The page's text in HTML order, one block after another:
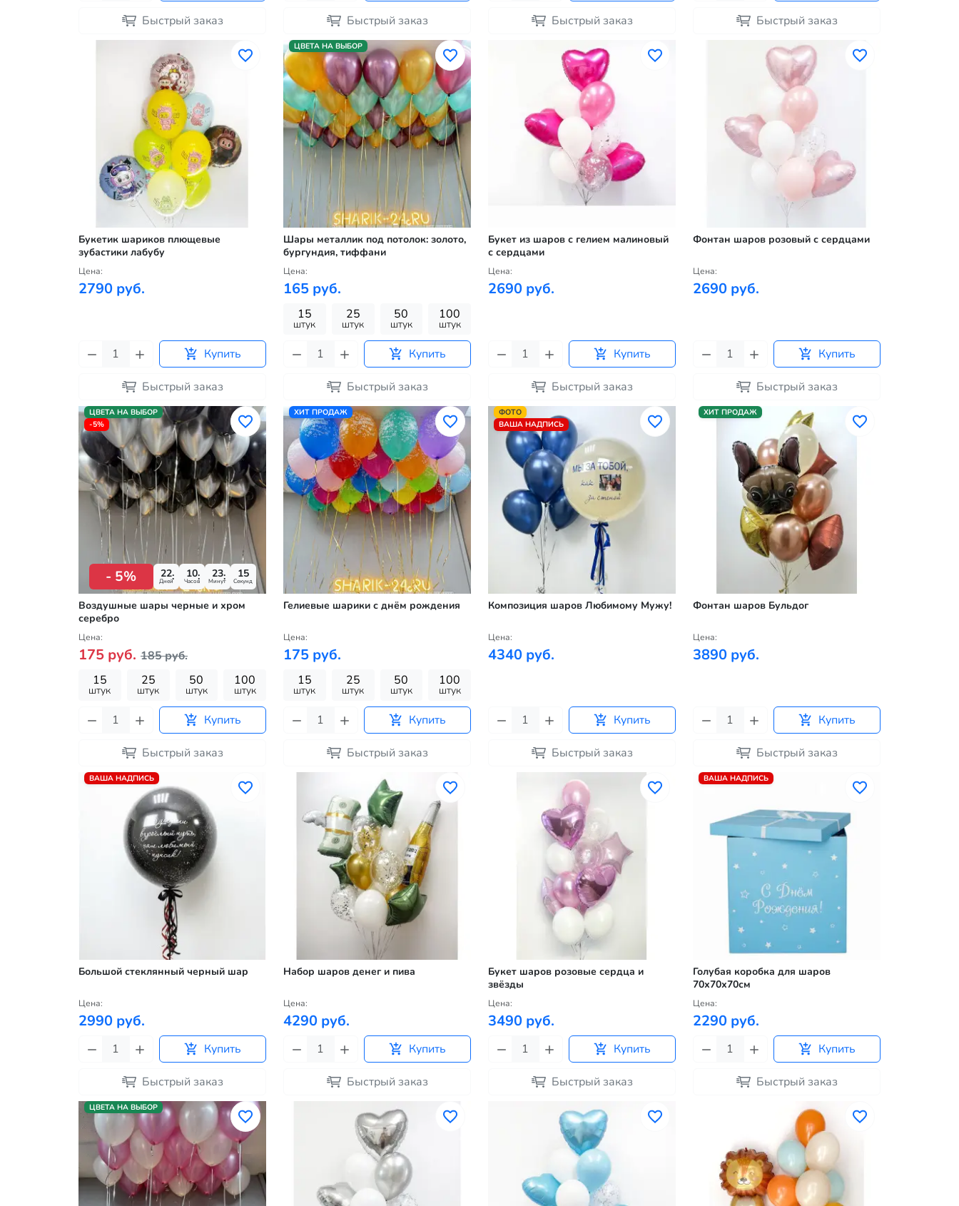
Быстрый заказ Быстрый заказ Быстрый заказ Быстрый заказ
Букетик шариков плющевые
зубастики лабубу
Цена:
2790 руб.
Купить
Быстрый заказ
ЦВЕТА НА ВЫБОР
Шары металлик под потолок: золото,
бургундия, тиффани
Цена:
165 руб.
15
штук
25
штук
50
штук
100
штук
Купить
Быстрый заказ
Букет из шаров с гелием малиновый
с сердцами
Цена:
2690 руб.
Купить
Быстрый заказ
Фонтан шаров розовый с сердцами
Цена:
2690 руб.
Купить
Быстрый заказ
ЦВЕТА НА ВЫБОР
-5%
- 5% 22
Дней
10
Часов
23
Минут
14
Секунд
Воздушные шары черные и хром
серебро
Цена:
175 руб. 185 руб.
15
штук
25
штук
50
штук
100
штук
Купить
Быстрый заказ
ХИТ ПРОДАЖ
Гелиевые шарики с днём рождения
Цена:
175 руб.
15
штук
25
штук
50
штук
100
штук
Купить
Быстрый заказ
ФОТО
ВАША НАДПИСЬ
Композиция шаров Любимому Мужу!
Цена:
4340 руб.
Купить
Быстрый заказ
ХИТ ПРОДАЖ
Фонтан шаров Бульдог
Цена:
3890 руб.
Купить
Быстрый заказ
ВАША НАДПИСЬ
Большой стеклянный черный шар
Цена:
2990 руб.
Купить
Быстрый заказ
Набор шаров денег и пива
Цена:
4290 руб.
Купить
Быстрый заказ
Букет шаров розовые сердца и
звёзды
Цена:
3490 руб.
Купить
Быстрый заказ
ВАША НАДПИСЬ
Голубая коробка для шаров
70х70х70см
Цена:
2290 руб.
Купить
Быстрый заказ
ЦВЕТА НА ВЫБОР